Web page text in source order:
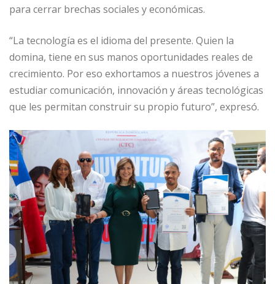
para cerrar brechas sociales y económicas.
“La tecnología es el idioma del presente. Quien la
domina, tiene en sus manos oportunidades reales de
crecimiento. Por eso exhortamos a nuestros jóvenes a
estudiar comunicación, innovación y áreas tecnológicas
que les permitan construir su propio futuro”, expresó.